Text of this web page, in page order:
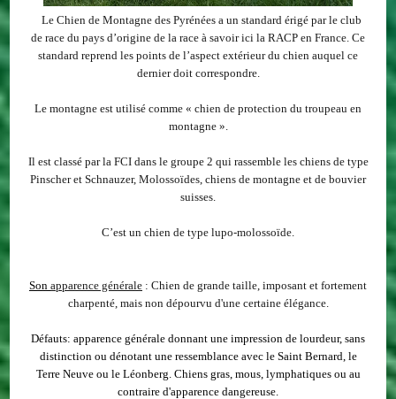
Le Chien de Montagne des Pyrénées a un standard érigé par le club
de race du pays d’origine de la race à savoir ici la RACP en France. Ce
standard reprend les points de l’aspect extérieur du chien auquel ce
dernier doit correspondre.
Le montagne est utilisé comme « chien de protection du troupeau en
montagne ».
Il est classé par la FCI dans le groupe 2 qui rassemble les chiens de type
Pinscher et Schnauzer, Molossoïdes, chiens de montagne et de bouvier
suisses.
C’est un chien de type lupo-molossoïde.
Son apparence générale : Chien de grande taille, imposant et fortement
charpenté, mais non dépourvu d'une certaine élégance.
Défauts: apparence générale donnant une impression de lourdeur, sans
distinction ou dénotant une ressemblance avec le Saint Bernard, le
Terre Neuve ou le Léonberg. Chiens gras, mous, lymphatiques ou au
contraire d'apparence dangereuse.